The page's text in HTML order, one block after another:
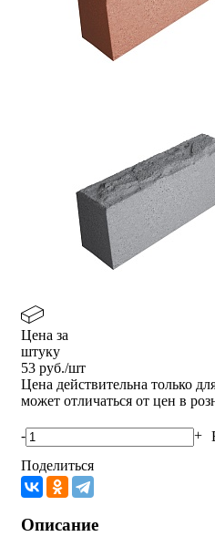
Цена за
штуку
53 руб./шт
Цена действительна только
может отличаться от цен в
- +
Поделиться
Описание